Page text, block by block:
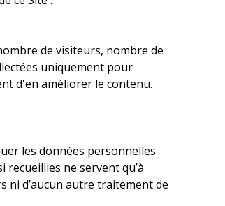
de visiteurs, nombre de
uniquement pour
d'en améliorer le contenu.
les données personnelles
ne servent qu’à
ni d’aucun autre traitement de